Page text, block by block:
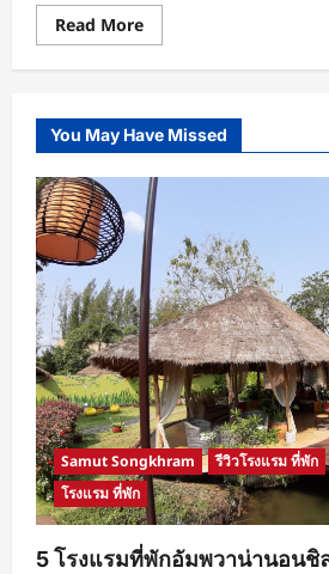
Read MoreRead
more
โปร
แอร์
เอเชีย
2017
Time
to
Fly
Now!
เส้น
ทาง
บิน
ใน
ประเทศ
ราคา
รวม
เริ่ม
ต้น
590
บาท
จอง
ด่วน!
You May Have Missed
Samut Songkhram รีวิวโรงแรม ที่พัก
โรงแรม ที่พัก
5 โรงแรมที่พักอัมพวาน่านอนชิ